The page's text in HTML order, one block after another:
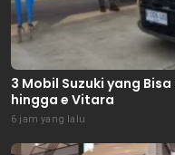
3 Mobil Suzuki yang
hingga e Vitara
6 jam yang lalu